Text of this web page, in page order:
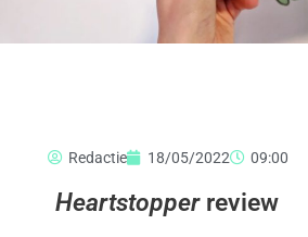
Redactie 18/05/2022 09:00
Heartstopper review